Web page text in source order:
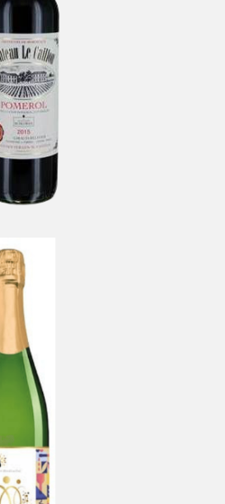
de Pomerol
VIN sans alcool
-
de France